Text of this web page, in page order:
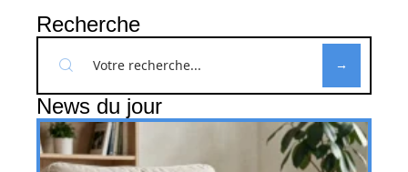
Recherche
News du jour